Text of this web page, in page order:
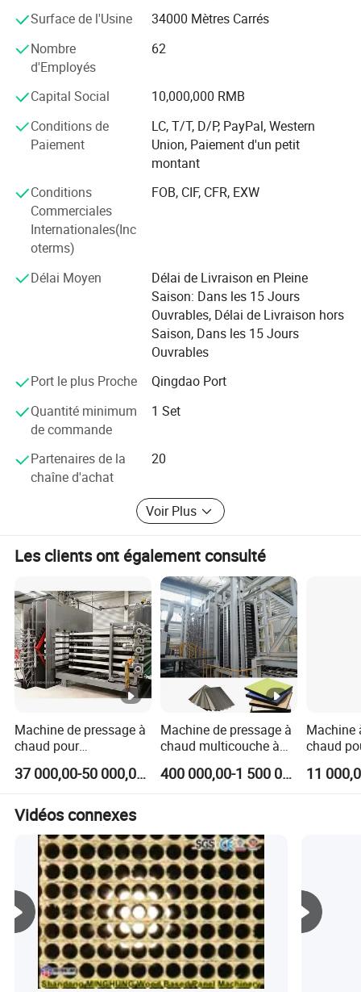
l'une des premières usines à entrer et à exporter vers
Yuequn possède une équipe de R & D et de production de
moyen et élevé, un système strict d'inspection et de
supervision de la qualité. Nous adhérons à la conception
de machines de point de départ élevé, à des exigences de
qualité élevées, à des services de haute qualité et nous
services humanistes, pour créer une marque de classe
mondiale.
Nous espérons que nos produits pourront créer de
nouveaux miracles pour le développement de votre
carrière!
Nous sommes impatients de vous aider à coopérer à long
terme avec vous sincèrement!
Surface de l'Usine
34000 Mètres Carrés
Nombre
d'Employés
62
Capital Social
10,000,000 RMB
Conditions de
Paiement
LC, T/T, D/P, PayPal, Western
Union, Paiement d'un petit
montant
Conditions
Commerciales
Internationales(Inc
oterms)
FOB, CIF, CFR, EXW
Délai Moyen
Délai de Livraison en Pleine
Saison: Dans les 15 Jours
Ouvrables, Délai de Livraison hors
Saison, Dans les 15 Jours
Ouvrables
Port le plus Proche
Qingdao Port
Quantité minimum
de commande
1 Set
Partenaires de la
chaîne d'achat
20
Voir Plus
Les clients ont également consulté
Machine de pressage à
chaud pour
chargeur automatique37 000,00-50 000,00 $US
Machine de pressage à
chaud multicouche à
400 000,00-1 500 000,00 $US
Machine
chaud
rapide
de
Vidéos connexes